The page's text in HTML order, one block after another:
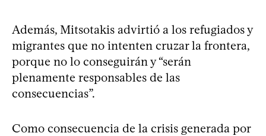
Además, Mitsotakis advirtió a los refugiados y
migrantes que no intenten cruzar la frontera,
porque no lo conseguirán y “serán
plenamente responsables de las
consecuencias”.
Como consecuencia de la crisis generada por